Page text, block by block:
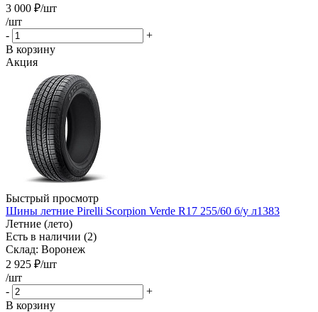
3 000 ₽/шт
/шт
-
+
В корзину
Акция
Быстрый просмотр
Шины летние Pirelli Scorpion Verde R17 255/60 б/у л1383
Летние (лето)
Есть в наличии (2)
Склад: Воронеж
2 925 ₽/шт
/шт
-
+
В корзину